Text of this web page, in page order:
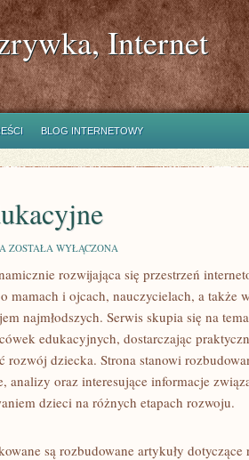
Internet
BLOG INTERNETOWY
NOWINKI
ZOSTAŁA WYŁĄCZONA
rozwijająca się przestrzeń
mamach i ojcach, nauczycielach, a także
najmłodszych. Serwis skupia się na
edukacyjnych, dostarczając
rozwój dziecka. Strona stanowi
analizy oraz interesujące informacje
dzieci na różnych etapach rozwoju.
są rozbudowane artykuły